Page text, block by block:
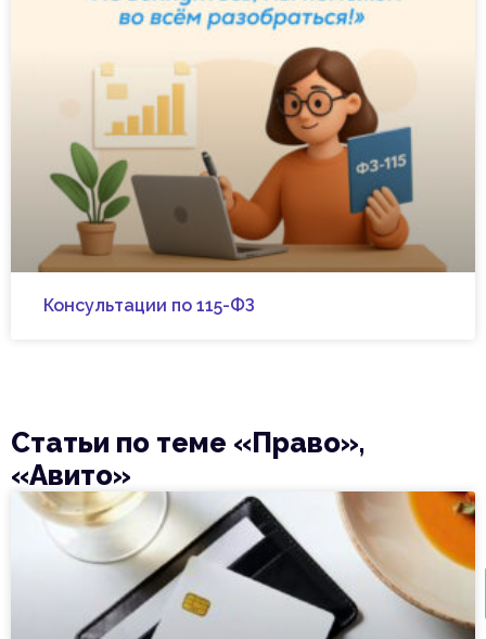
Консультации по 115-ФЗ
Статьи по теме «Право»,
«Авито»